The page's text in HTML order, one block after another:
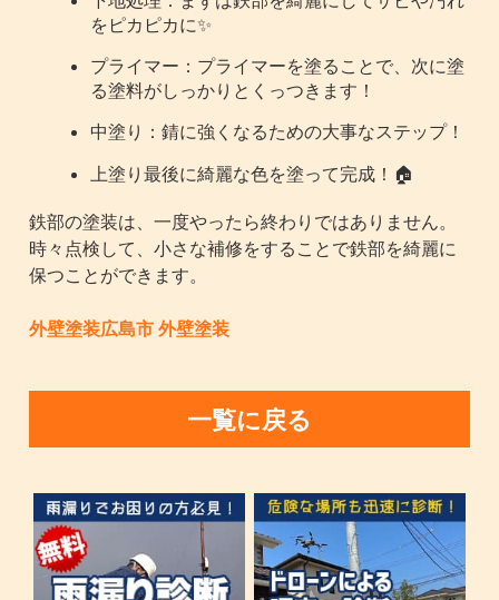
をピカピカに✨
プライマー：プライマーを塗ることで、次に塗
る塗料がしっかりとくっつきます！
中塗り：錆に強くなるための大事なステップ！
上塗り最後に綺麗な色を塗って完成！🏠
鉄部の塗装は、一度やったら終わりではありません。
時々点検して、小さな補修をすることで鉄部を綺麗に
保つことができます。
外壁塗装広島市 外壁塗装
一覧に戻る